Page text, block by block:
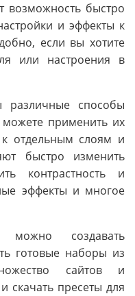
возможность быстро
и эффекты к
если вы хотите
или настроения в
различные способы
применить их
отдельным слоям и
быстро изменить
контрастность и
эффекты и многое
создавать
готовые наборы из
сайтов и
скачать пресеты для